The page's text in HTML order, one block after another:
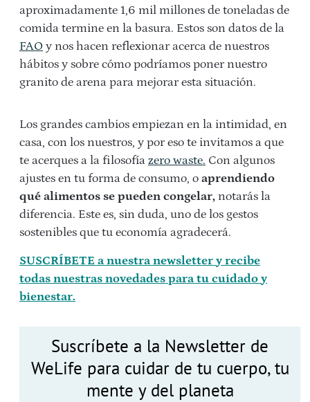
aproximadamente 1,6 mil millones de toneladas de
comida termine en la basura. Estos son datos de la
FAO y nos hacen reflexionar acerca de nuestros
hábitos y sobre cómo podríamos poner nuestro
granito de arena para mejorar esta situación.
Los grandes cambios empiezan en la intimidad, en
casa, con los nuestros, y por eso te invitamos a que
te acerques a la filosofía zero waste. Con algunos
ajustes en tu forma de consumo, o aprendiendo
qué alimentos se pueden congelar, notarás la
diferencia. Este es, sin duda, uno de los gestos
sostenibles que tu economía agradecerá.
SUSCRÍBETE a nuestra newsletter y recibe
todas nuestras novedades para tu cuidado y
bienestar.
Suscríbete a la Newsletter de
WeLife para cuidar de tu cuerpo, tu
mente y del planeta